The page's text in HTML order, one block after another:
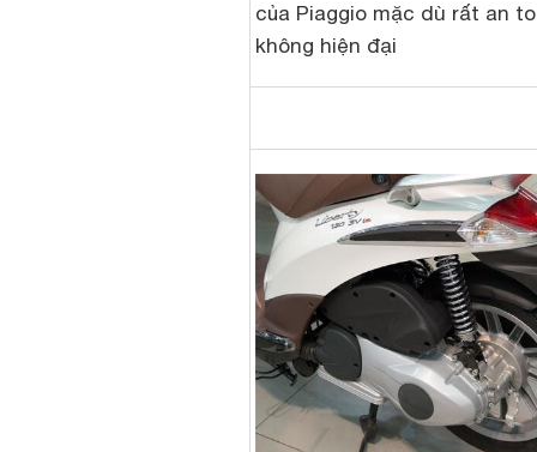
của Piaggio mặc dù rất an
không hiện đại